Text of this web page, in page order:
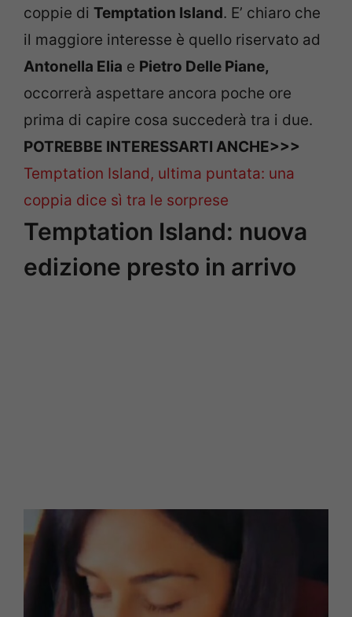
coppie di Temptation Island. E’ chiaro che
il maggiore interesse è quello riservato ad
Antonella Elia e Pietro Delle Piane,
occorrerà aspettare ancora poche ore
prima di capire cosa succederà tra i due.
POTREBBE INTERESSARTI ANCHE>>>
Temptation Island, ultima puntata: una
coppia dice sì tra le sorprese
Temptation Island: nuova
edizione presto in arrivo